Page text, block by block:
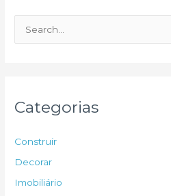
e
p
Categorias
Construir
Decorar
Imobiliário